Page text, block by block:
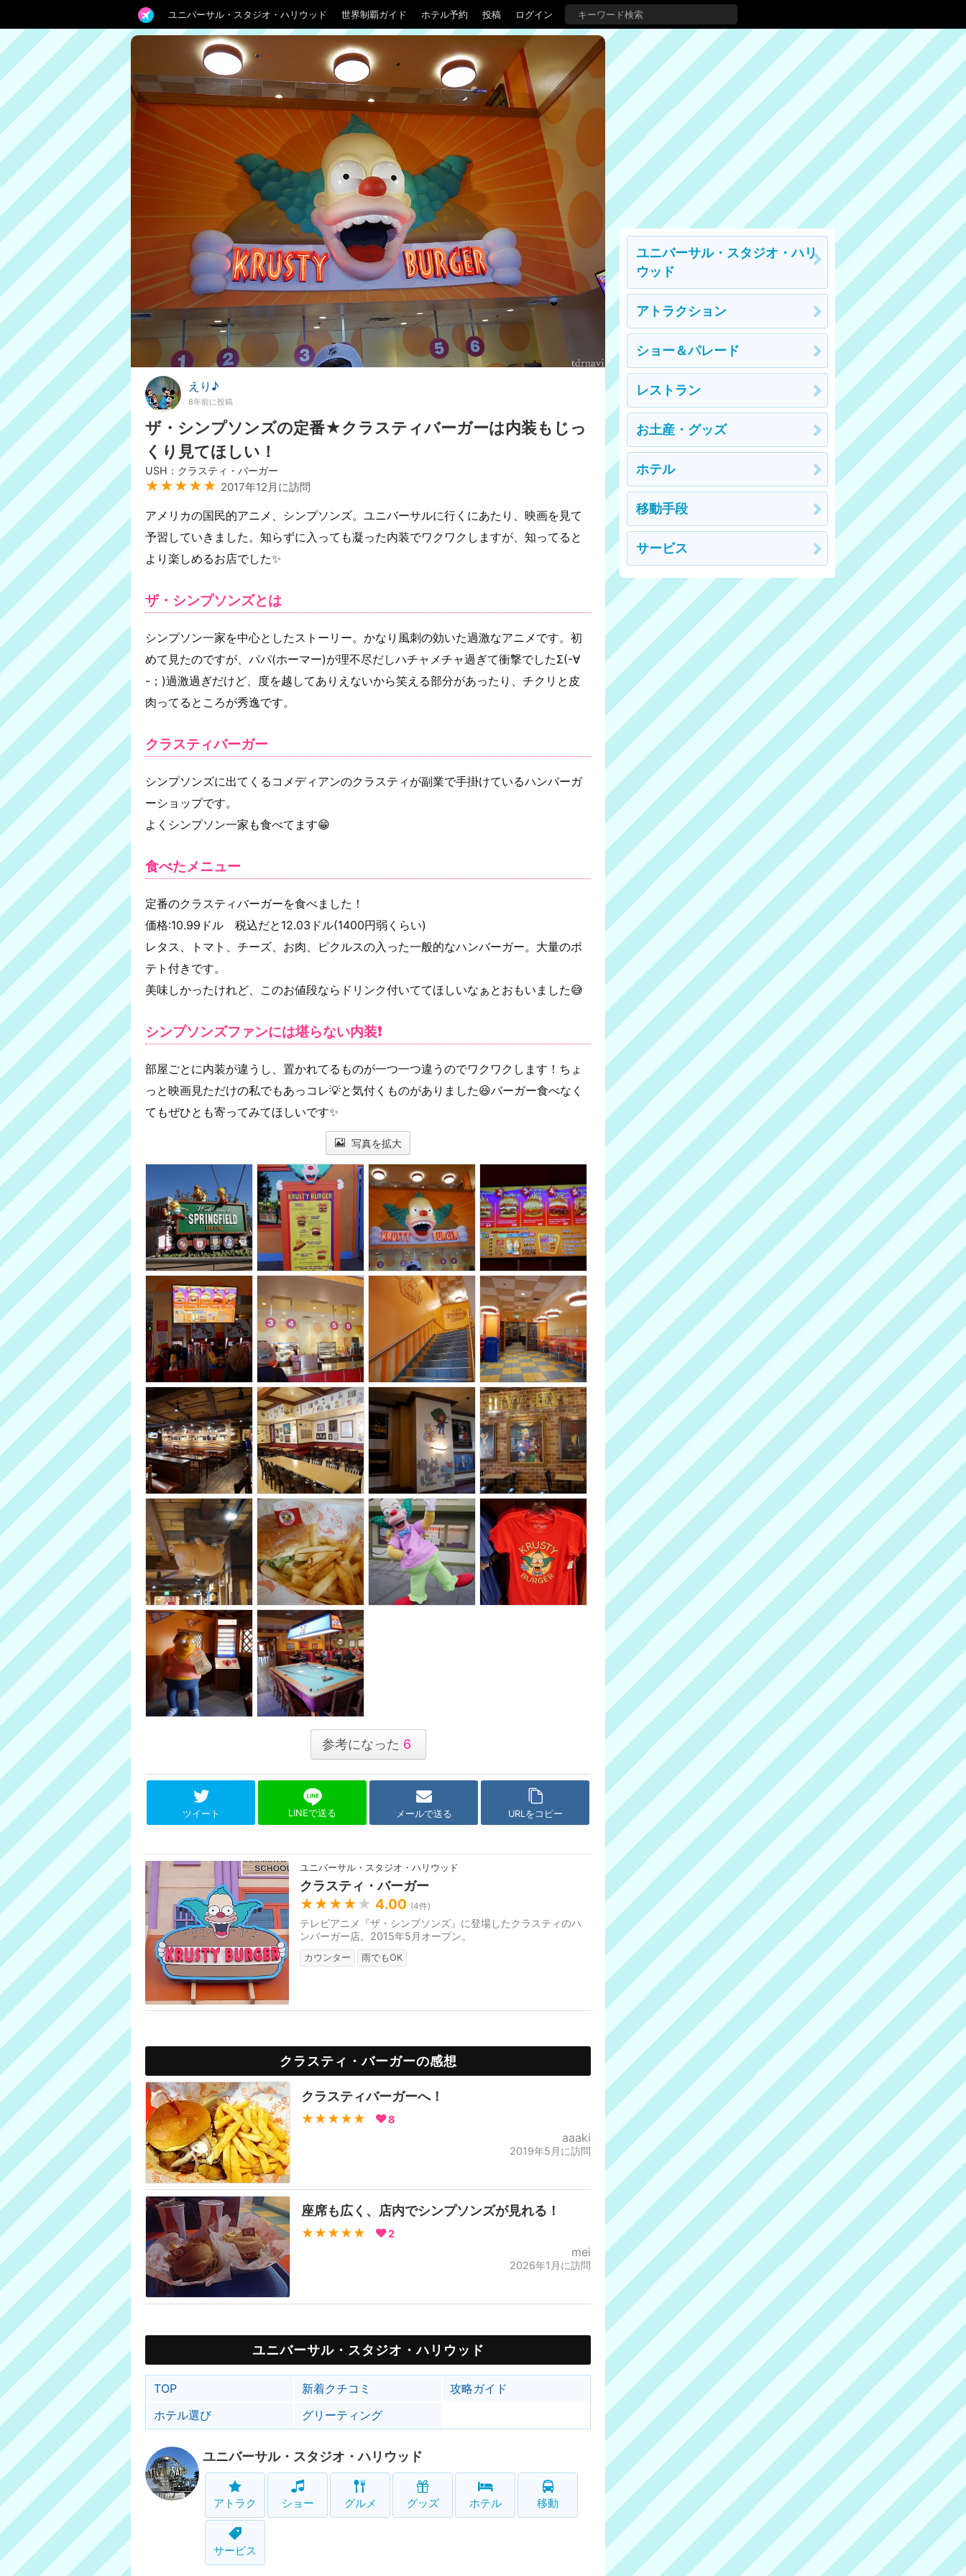
ユニバーサル・スタジオ・ハリウッド 世界制覇ガイド ホテル予約 投稿 ログイン
えり♪
8年前に投稿
ザ・シンプソンズの定番★クラスティバーガーは内装もじっ
くり見てほしい！
USH：クラスティ・バーガー
★★★★★ 2017年12月に訪問
アメリカの国民的アニメ、シンプソンズ。ユニバーサルに行くにあたり、映画を見て
予習していきました。知らずに入っても凝った内装でワクワクしますが、知ってると
より楽しめるお店でした✨
ザ・シンプソンズとは
シンプソン一家を中心としたストーリー。かなり風刺の効いた過激なアニメです。初
めて見たのですが、パパ(ホーマー)が理不尽だしハチャメチャ過ぎて衝撃でしたΣ(-∀
-；)過激過ぎだけど、度を越してありえないから笑える部分があったり、チクリと皮
肉ってるところが秀逸です。
クラスティバーガー
シンプソンズに出てくるコメディアンのクラスティが副業で手掛けているハンバーガ
ーショップです。
よくシンプソン一家も食べてます😁
食べたメニュー
定番のクラスティバーガーを食べました！
価格:10.99ドル 税込だと12.03ドル(1400円弱くらい)
レタス、トマト、チーズ、お肉、ピクルスの入った一般的なハンバーガー。大量のポ
テト付きです。
美味しかったけれど、このお値段ならドリンク付いててほしいなぁとおもいました😅
シンプソンズファンには堪らない内装❗
部屋ごとに内装が違うし、置かれてるものが一つ一つ違うのでワクワクします！ちょ
っと映画見ただけの私でもあっコレ💡と気付くものがありました😆バーガー食べなく
てもぜひとも寄ってみてほしいです✨
写真を拡大
参考になった 6
ツイート LINEで送る メールで送る URLをコピー
ユニバーサル・スタジオ・ハリウッド
クラスティ・バーガー
★★★★ ★ 4.00 (4件)
テレビアニメ『ザ・シンプソンズ』に登場したクラスティのハ
ンバーガー店。2015年5月オープン。
カウンター 雨でもOK
クラスティ・バーガーの感想
クラスティバーガーへ！
★★★★★ 8
aaaki
2019年5月に訪問
座席も広く、店内でシンプソンズが見れる！
★★★★★ 2
mei
2026年1月に訪問
ユニバーサル・スタジオ・ハリウッド
TOP 新着クチコミ
攻略ガイド
ホテル選び
グリーティング
ユニバーサル・スタジオ・ハリウッド
アトラク ショー グルメ グッズ ホテル 移動
サービス
ユニバーサル・スタジオ・ハリ
ウッド
アトラクション
ショー＆パレード
レストラン
お土産・グッズ
ホテル
移動手段
サービス